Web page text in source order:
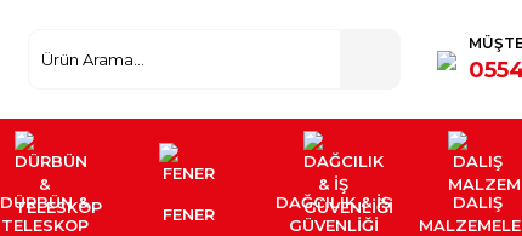
DÜRBÜN &
TELESKOP
FENER
DAĞCILIK & İŞ
GÜVENLİĞİ
DALIŞ